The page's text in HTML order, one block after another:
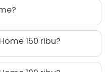
150 ribu?